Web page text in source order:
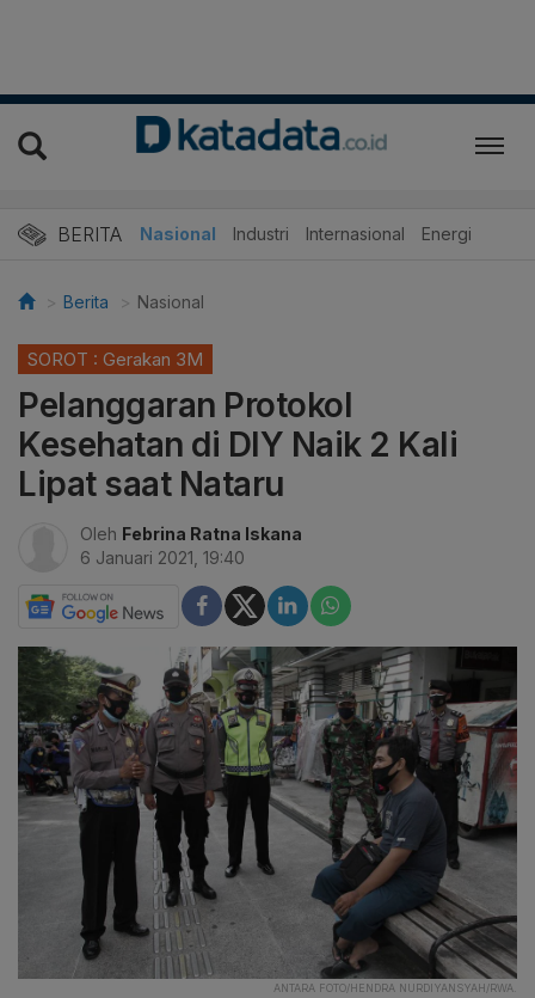
BERITA Nasional Industri Internasional Energi
Berita Nasional
SOROT : Gerakan 3M
Pelanggaran Protokol
Kesehatan di DIY Naik 2 Kali
Lipat saat Nataru
Oleh Febrina Ratna Iskana
6 Januari 2021, 19:40
ANTARA FOTO/HENDRA NURDIYANSYAH/RWA.